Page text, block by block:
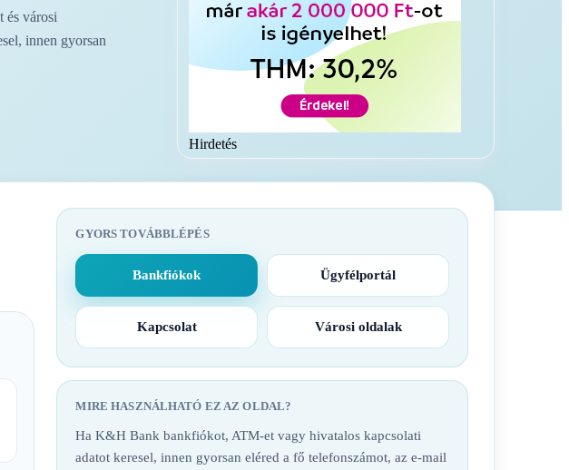
és városi
innen gyorsan
Hirdetés
GYORS TOVÁBBLÉPÉS
Bankfiókok Ügyfélportál
Kapcsolat Városi oldalak
MIRE HASZNÁLHATÓ EZ AZ OLDAL?
Ha K&H Bank bankfiókot, ATM-et vagy hivatalos kapcsolati
adatot keresel, innen gyorsan eléred a fő telefonszámot, az e-mail